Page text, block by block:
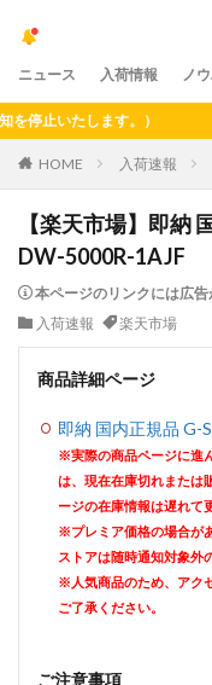
ニュース 入荷情報 ノ
いたします。）
HOME 入荷速報
【楽天市場】即納
DW-5000R-1AJF
本ページのリンクには広告
入荷速報
楽天市場
商品詳細ページ
即納 国内正規品 G-
※実際の商品ページに進
は、現在在庫切れまたは
ージの在庫情報は遅れて
※プレミア価格の場合が
ストアは随時通知対象外
※人気商品のため、アク
ご了承ください。
ご注意事項